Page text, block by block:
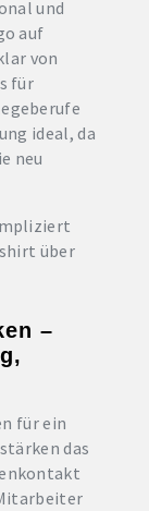
und
auf
von
für
ideal, da
neu
über
–
für ein
das